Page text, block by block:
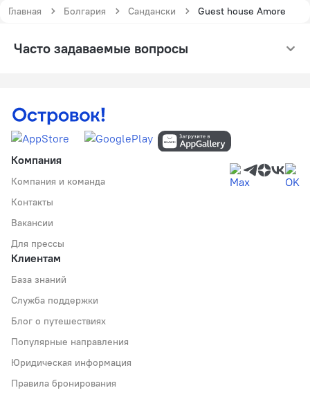
Главная Болгария Сандански Guest house Amore
Часто задаваемые вопросы
Компания
Компания и команда
Контакты
Вакансии
Для прессы
Клиентам
База знаний
Служба поддержки
Блог о путешествиях
Популярные направления
Юридическая информация
Правила бронирования